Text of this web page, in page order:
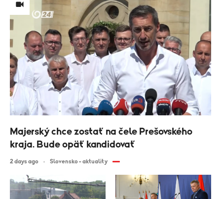
Majerský chce zostať na čele Prešovského
kraja. Bude opäť kandidovať
2 days ago Slovensko - aktuality